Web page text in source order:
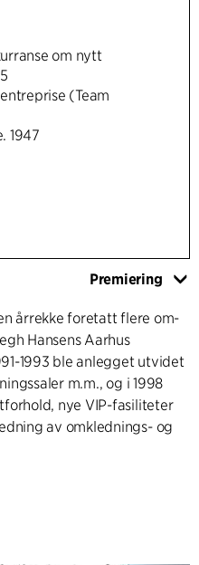
om nytt
(Team
1947
Premiering
årrekke foretatt flere om-
Hansens Aarhus
1993 ble anlegget utvidet
m.m., og i 1998
nye VIP-fasiliteter
av omklednings- og